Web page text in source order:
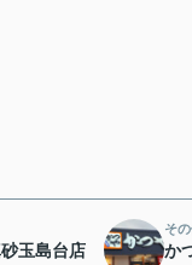
玉島台店
そ
か